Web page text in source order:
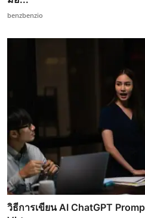
benzbenzio
วิธีการเขียน AI ChatGPT